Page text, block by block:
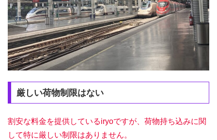
厳しい荷物制限はない
割安な料金を提供しているiryoですが、荷物持ち込みに関
して特に厳しい制限はありません。